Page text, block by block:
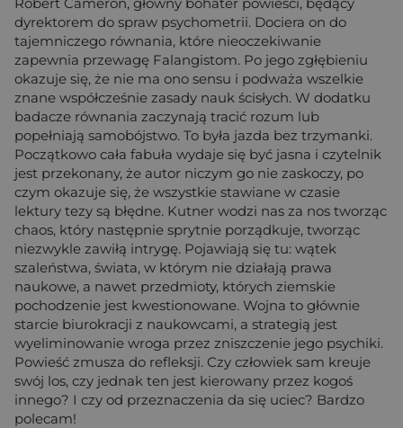
dyrektorem do spraw psychometrii. Dociera on do
tajemniczego równania, które nieoczekiwanie
zapewnia przewagę Falangistom. Po jego zgłębieniu
okazuje się, że nie ma ono sensu i podważa wszelkie
znane współcześnie zasady nauk ścisłych. W dodatku
badacze równania zaczynają tracić rozum lub
popełniają samobójstwo. To była jazda bez trzymanki.
Początkowo cała fabuła wydaje się być jasna i czytelnik
jest przekonany, że autor niczym go nie zaskoczy, po
czym okazuje się, że wszystkie stawiane w czasie
lektury tezy są błędne. Kutner wodzi nas za nos tworząc
chaos, który następnie sprytnie porządkuje, tworząc
niezwykle zawiłą intrygę. Pojawiają się tu: wątek
szaleństwa, świata, w którym nie działają prawa
naukowe, a nawet przedmioty, których ziemskie
pochodzenie jest kwestionowane. Wojna to głównie
starcie biurokracji z naukowcami, a strategią jest
wyeliminowanie wroga przez zniszczenie jego psychiki.
Powieść zmusza do refleksji. Czy człowiek sam kreuje
swój los, czy jednak ten jest kierowany przez kogoś
innego? I czy od przeznaczenia da się uciec? Bardzo
polecam!